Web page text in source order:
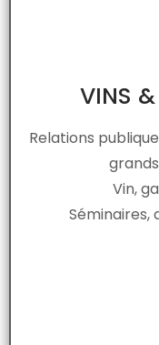
VINS
Relations
Vin,
Séminaires,